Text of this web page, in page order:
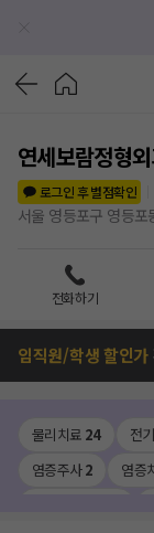
연세보람정형
로그인 후 별점확인
서울 영등포구 영등포
전화하기
임직원/학생 할인가
물리치료 24 전
염증주사2 염증